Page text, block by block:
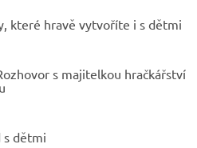
které hravě vytvoříte i s dětmi
s majitelkou hračkářství
s dětmi